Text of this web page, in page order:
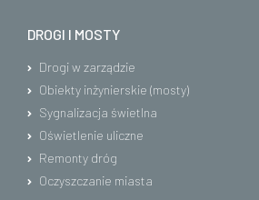
DROGI I MOSTY
Drogi w zarządzie
Obiekty inżynierskie (mosty)
Sygnalizacja świetlna
Oświetlenie uliczne
Remonty dróg
Oczyszczanie miasta